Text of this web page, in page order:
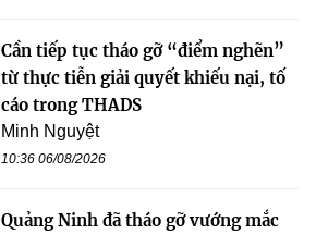
Cần tiếp tục tháo gỡ “điểm nghẽn”
từ thực tiễn giải quyết khiếu nại, tố
cáo trong THADS
Minh Nguyệt
10:36 06/08/2026
Quảng Ninh đã tháo gỡ vướng mắc